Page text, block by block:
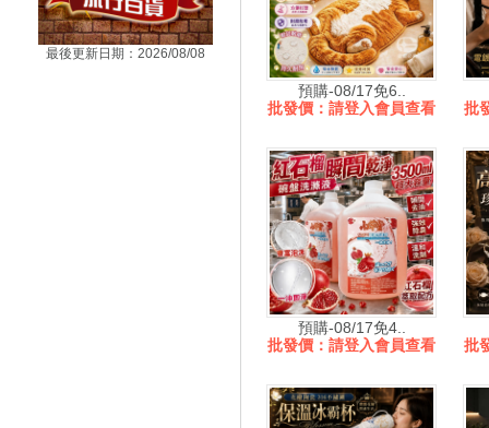
預購-08/17免6..
批發價：請登入會員查看
批
預購-08/17免4..
批發價：請登入會員查看
批
最後更新日期：2026/08/08